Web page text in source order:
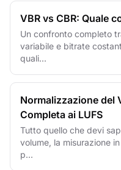
VBR vs CBR: Quale
Un confronto completo
variabile e bitrate
quali...
Normalizzazione del
Completa ai LUFS
Tutto quello che devi
volume, la misurazione
p...